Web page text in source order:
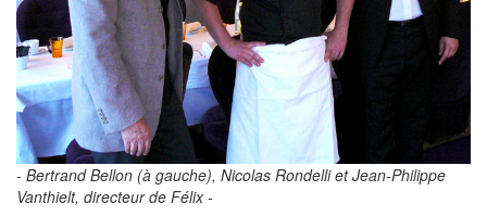
- Bertrand Bellon (à gauche), Nicolas Rondelli et Jean-Philippe
Vanthielt, directeur de Félix -